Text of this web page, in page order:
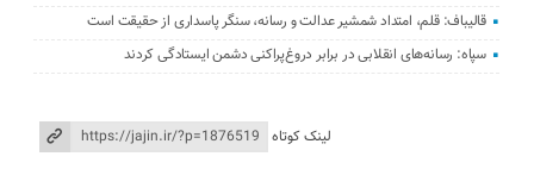
قالیباف: قلم، امتداد شمشیر عدالت و رسانه، سنگر پاسداری از حقیقت است
سپاه: رسانه‌های انقلابی در برابر دروغ‌پراکنی دشمن ایستادگی کردند
لینک کوتاه